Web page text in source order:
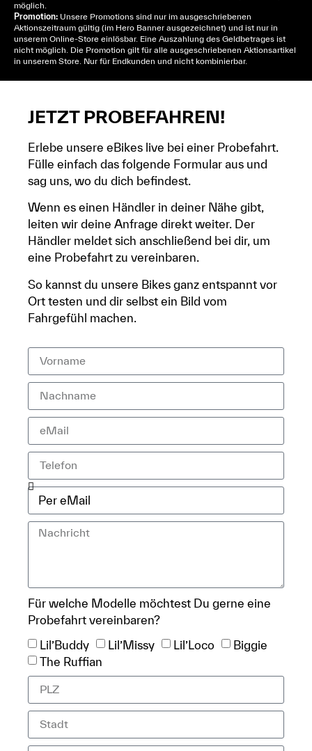
möglich.
Promotion: Unsere Promotions sind nur im ausgeschriebenen
Aktionszeitraum gültig (im Hero Banner ausgezeichnet) und ist nur in
unserem Online-Store einlösbar. Eine Auszahlung des Geldbetrages ist
nicht möglich. Die Promotion gilt für alle ausgeschriebenen Aktionsartikel
in unserem Store. Nur für Endkunden und nicht kombinierbar.
JETZT PROBEFAHREN!
Erlebe unsere eBikes live bei einer Probefahrt.
Fülle einfach das folgende Formular aus und
sag uns, wo du dich befindest.
Wenn es einen Händler in deiner Nähe gibt,
leiten wir deine Anfrage direkt weiter. Der
Händler meldet sich anschließend bei dir, um
eine Probefahrt zu vereinbaren.
So kannst du unsere Bikes ganz entspannt vor
Ort testen und dir selbst ein Bild vom
Fahrgefühl machen.
Für welche Modelle möchtest Du gerne eine
Probefahrt vereinbaren?
Lil’Buddy
Lil’Missy Lil’Loco
Biggie
The Ruffian